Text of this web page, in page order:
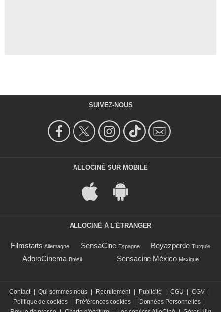
SUIVEZ-NOUS
ALLOCINÉ SUR MOBILE
ALLOCINÉ À L'ÉTRANGER
Filmstarts Allemagne SensaCine Espagne Beyazperde Turquie
AdoroCinema Brésil Sensacine México Mexique
Contact Qui sommes-nous Recrutement Publicité CGU CGV
Politique de cookies
Préférences cookies Données Personnelles